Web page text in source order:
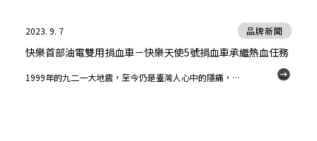
2023. 9. 7
快樂首部油電雙用捐血車－快樂天使5號捐血車承繼熱血任務
品牌新聞
1999年的九二一大地震，至今仍是臺灣人心中的隱痛，而那一年大災難的發生，就此在快樂人心中種下了一顆種籽，成為打造「快樂天使號捐血車」的起點。種籽醞釀著萌芽，並在 2003 年展露生機－－這就是快樂天使 1 號捐血車的由來。